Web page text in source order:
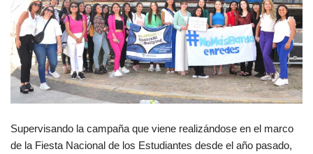
Supervisando la campaña que viene realizándose en el marco
de la Fiesta Nacional de los Estudiantes desde el año pasado,